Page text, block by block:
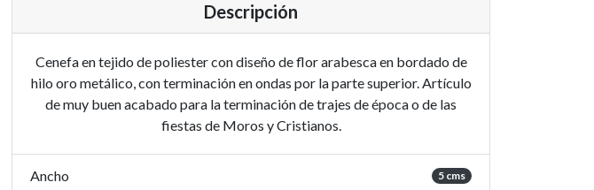
Descripción
Cenefa en tejido de poliester con diseño de flor arabesca en bordado de
hilo oro metálico, con terminación en ondas por la parte superior. Artículo
de muy buen acabado para la terminación de trajes de época o de las
fiestas de Moros y Cristianos.
Ancho 5 cms